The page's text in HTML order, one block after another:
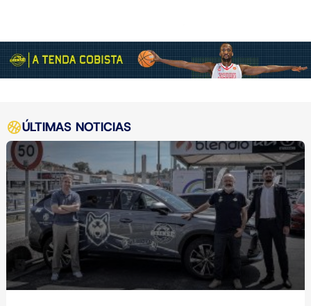
ÚLTIMAS NOTICIAS